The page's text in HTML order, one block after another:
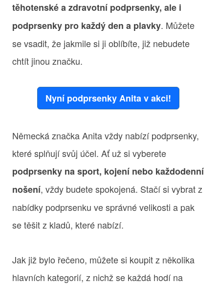
těhotenské a zdravotní podprsenky, ale i
podprsenky pro každý den a plavky. Můžete
se vsadit, že jakmile si ji oblíbíte, již nebudete
chtít jinou značku.
Nyní podprsenky Anita v akci!
Německá značka Anita vždy nabízí podprsenky,
které splňují svůj účel. Ať už si vyberete
podprsenky na sport, kojení nebo každodenní
nošení, vždy budete spokojená. Stačí si vybrat z
nabídky podprsenku ve správné velikosti a pak
se těšit z kladů, které nabízí.
Jak již bylo řečeno, můžete si koupit z několika
hlavních kategorií, z nichž se každá hodí na